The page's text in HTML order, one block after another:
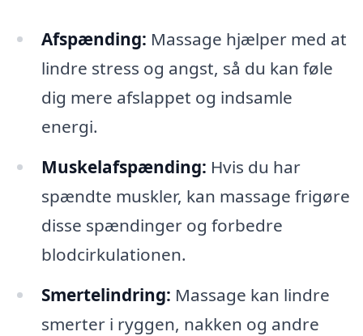
Afspænding: Massage hjælper med at
lindre stress og angst, så du kan føle
dig mere afslappet og indsamle
energi.
Muskelafspænding: Hvis du har
spændte muskler, kan massage frigøre
disse spændinger og forbedre
blodcirkulationen.
Smertelindring: Massage kan lindre
smerter i ryggen, nakken og andre